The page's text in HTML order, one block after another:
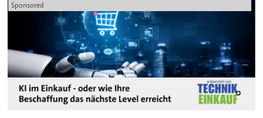
Sponsored